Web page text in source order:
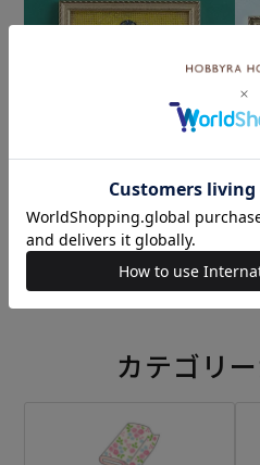
クロスステッチフレーム＜
アイリスのある花瓶、黄色
い背景＞
(税込)
ク
カテゴリ